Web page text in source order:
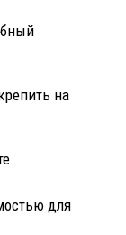
на
для